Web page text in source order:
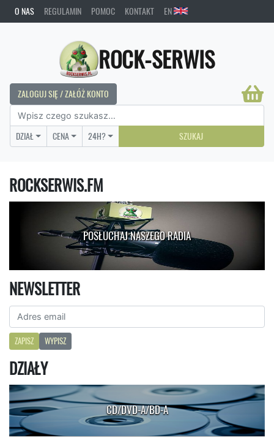
O NAS REGULAMIN POMOC KONTAKT EN
ROCK-SERWIS
ZALOGUJ SIĘ / ZAŁÓŻ KONTO
DZIAŁ CENA 24H? SZUKAJ
ROCKSERWIS.FM
POSŁUCHAJ NASZEGO RADIA
NEWSLETTER
ZAPISZ WYPISZ
DZIAŁY
CD/DVD-A/BD-A